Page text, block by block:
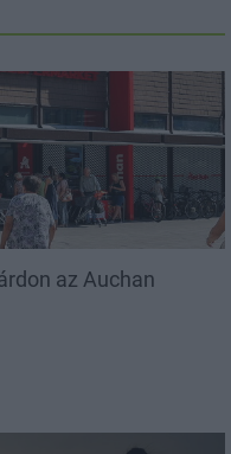
az Auchan